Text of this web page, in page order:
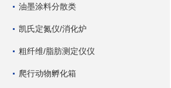
油墨涂料分散类
凯氏定氮仪/消化炉
粗纤维/脂肪测定仪仪
爬行动物孵化箱